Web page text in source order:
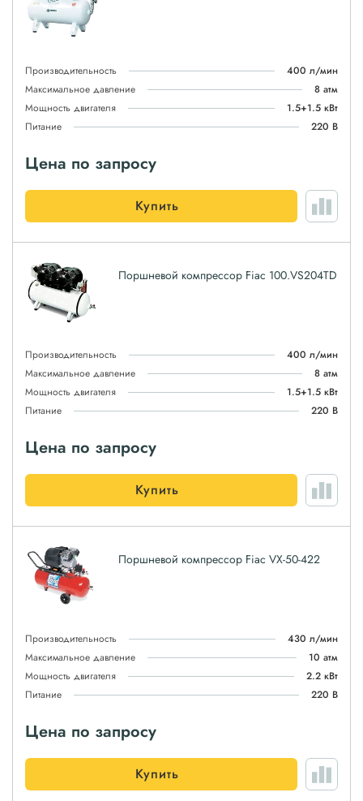
Производительность
400 л/мин
Максимальное давление
8 атм
Мощность двигателя
1.5+1.5 кВт
Питание
220 В
Цена по запросу
Купить
Поршневой компрессор Fiac 100.VS204ТD
Производительность
400 л/мин
Максимальное давление
8 атм
Мощность двигателя
1.5+1.5 кВт
Питание
220 В
Цена по запросу
Купить
Поршневой компрессор Fiac VX-50-422
Производительность
430 л/мин
Максимальное давление
10 атм
Мощность двигателя
2.2 кВт
Питание
220 В
Цена по запросу
Купить